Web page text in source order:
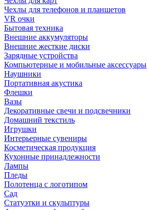
Чехлы для телефонов и планшетов
VR очки
Бытовая техника
Внешние аккумуляторы
Внешние жесткие диски
Зарядные устройства
Компьютерные и мобильные аксессуары
Наушники
Портативная акустика
Флешки
Вазы
Декоративные свечи и подсвечники
Домашний текстиль
Игрушки
Интерьерные сувениры
Косметическая продукция
Кухонные принадлежности
Лампы
Пледы
Полотенца с логотипом
Сад
Статуэтки и скульптуры